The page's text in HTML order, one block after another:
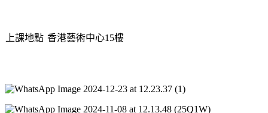
上課地點 香港藝術中心1 5樓